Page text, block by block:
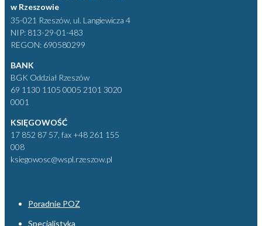
w Rzeszowie
35-021 Rzeszów, ul. Langiewicza 4
NIP: 813-29-01-483
REGON: 690580299
BANK
BGK Oddział Rzeszów
69 1130 1105 0005 2101 3020
0001
KSIĘGOWOŚĆ
17 852 87 57, fax +48 261 155
008
ksiegowosc@wspl.rzeszow.pl
Poradnie POZ
Specjalistyka